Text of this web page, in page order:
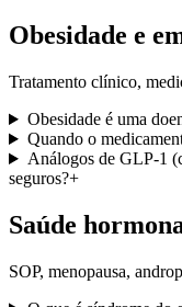
Obesidade e
Tratamento clínico,
Obesidade é uma
Quando o
Análogos de GLP-1
seguros?+
Saúde
SOP, menopausa,